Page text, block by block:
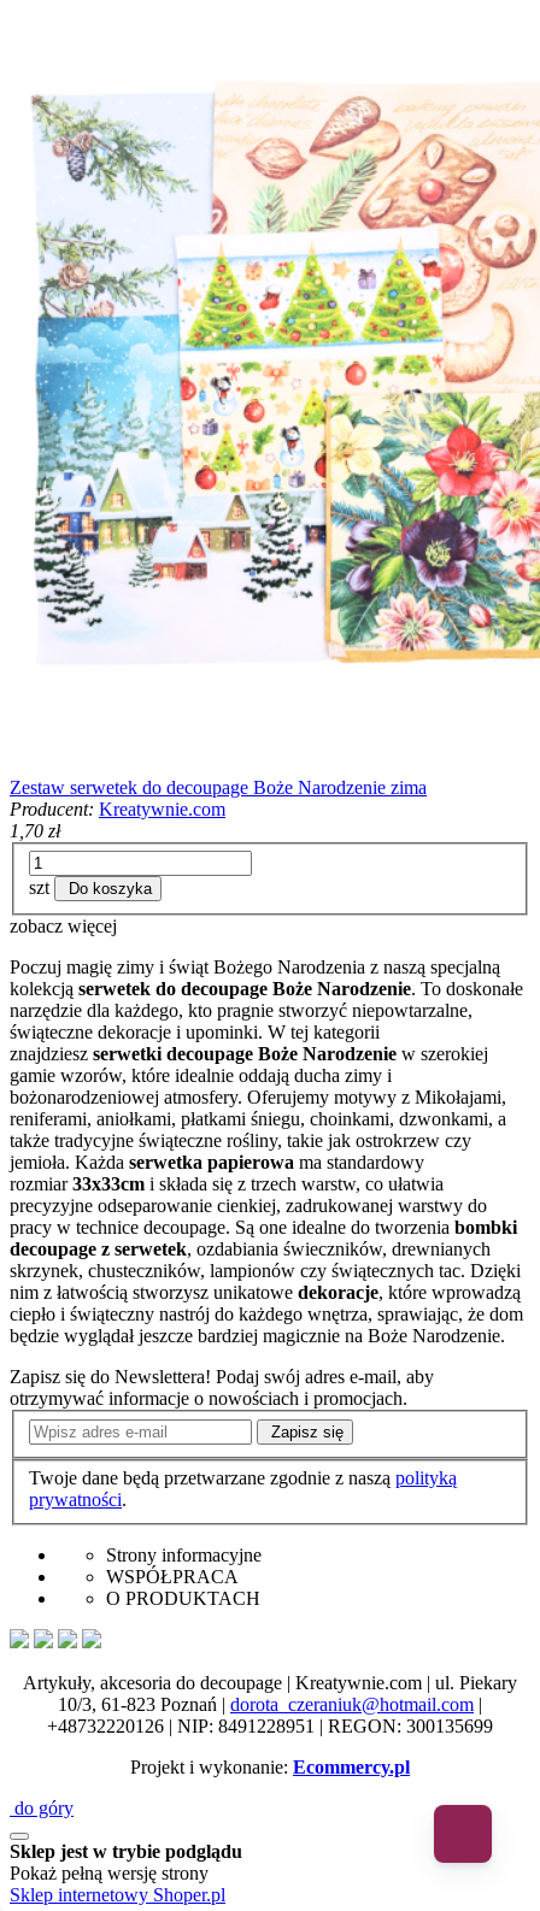
Zestaw serwetek do decoupage Boże Narodzenie zima
Producent: Kreatywnie.com
1,70 zł
szt Do koszyka
zobacz więcej
Poczuj magię zimy i świąt Bożego Narodzenia z naszą specjalną
kolekcją serwetek do decoupage Boże Narodzenie. To doskonałe
narzędzie dla każdego, kto pragnie stworzyć niepowtarzalne,
świąteczne dekoracje i upominki. W tej kategorii
znajdziesz serwetki decoupage Boże Narodzenie w szerokiej
gamie wzorów, które idealnie oddają ducha zimy i
bożonarodzeniowej atmosfery. Oferujemy motywy z Mikołajami,
reniferami, aniołkami, płatkami śniegu, choinkami, dzwonkami, a
także tradycyjne świąteczne rośliny, takie jak ostrokrzew czy
jemioła. Każda serwetka papierowa ma standardowy
rozmiar33x33cm i składa się z trzech warstw, co ułatwia
precyzyjne odseparowanie cienkiej, zadrukowanej warstwy do
pracy w technice decoupage. Są one idealne do tworzenia bombki
decoupage z serwetek, ozdabiania świeczników, drewnianych
skrzynek, chusteczników, lampionów czy świątecznych tac. Dzięki
nim z łatwością stworzysz unikatowe dekoracje, które wprowadzą
ciepło i świąteczny nastrój do każdego wnętrza, sprawiając, że dom
będzie wyglądał jeszcze bardziej magicznie na Boże Narodzenie.
Zapisz się do Newslettera! Podaj swój adres e-mail, aby
otrzymywać informacje o nowościach i promocjach.
Zapisz się
Twoje dane będą przetwarzane zgodnie z naszą polityką
prywatności.
Strony informacyjne
WSPÓŁPRACA
O PRODUKTACH
Artykuły, akcesoria do decoupage | Kreatywnie.com | ul. Piekary
10/3, 61-823 Poznań | dorota_czeraniuk@hotmail.com |
+48732220126 | NIP: 8491228951 | REGON: 300135699
Projekt i wykonanie: Ecommercy.pl
do góry
Sklep jest w trybie podglądu
Pokaż pełną wersję strony
Sklep internetowy Shoper.pl